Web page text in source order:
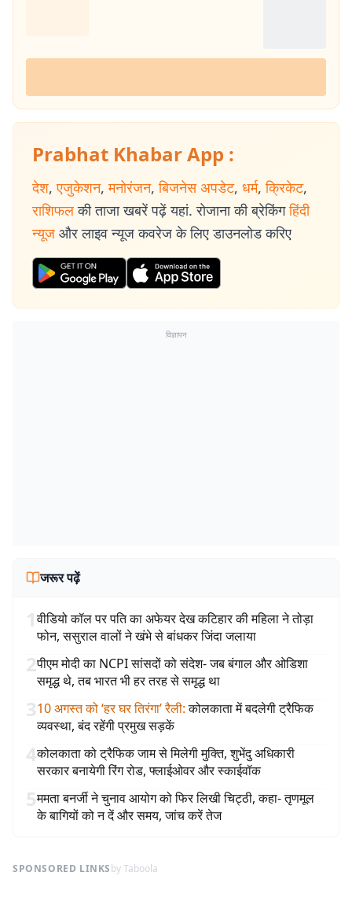
Prabhat Khabar App :
देश, एजुकेशन, मनोरंजन, बिजनेस अपडेट, धर्म, क्रिकेट,
राशिफल की ताजा खबरें पढ़ें यहां. रोजाना की ब्रेकिंग हिंदी
न्यूज और लाइव न्यूज कवरेज के लिए डाउनलोड करिए
विज्ञापन
जरूर पढ़ें
1वीडियो कॉल पर पति का अफेयर देख कटिहार की महिला ने तोड़ा
फोन, ससुराल वालों ने खंभे से बांधकर जिंदा जलाया
2पीएम मोदी का NCPI सांसदों को संदेश- जब बंगाल और ओडिशा
समृद्ध थे, तब भारत भी हर तरह से समृद्ध था
310 अगस्त को ‘हर घर तिरंगा’ रैली: कोलकाता में बदलेगी ट्रैफिक
व्यवस्था, बंद रहेंगी प्रमुख सड़कें
4कोलकाता को ट्रैफिक जाम से मिलेगी मुक्ति, शुभेंदु अधिकारी
सरकार बनायेगी रिंग रोड, फ्लाईओवर और स्काईवॉक
5ममता बनर्जी ने चुनाव आयोग को फिर लिखी चिट्ठी, कहा- तृणमूल
के बागियों को न दें और समय, जांच करें तेज
SPONSORED LINKSby Taboola